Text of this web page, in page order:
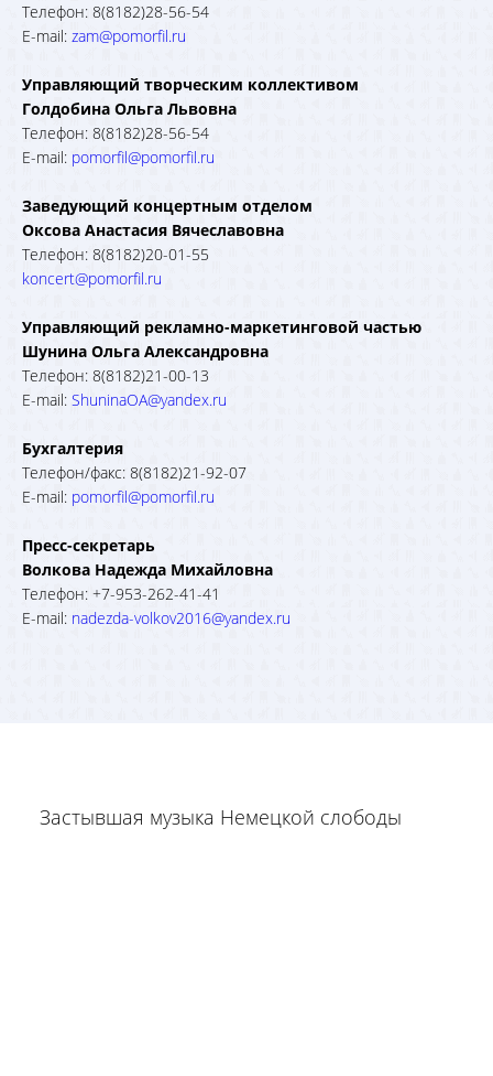
Телефон: 8(8182)28-56-54
E-mail: zam@pomorfil.ru
Управляющий творческим коллективом
Голдобина Ольга Львовна
Телефон: 8(8182)28-56-54
E-mail: pomorfil@pomorfil.ru
Заведующий концертным отделом
Оксова Анастасия Вячеславовна
Телефон: 8(8182)20-01-55
koncert@pomorfil.ru
Управляющий рекламно-маркетинговой частью
Шунина Ольга Александровна
Телефон: 8(8182)21-00-13
E-mail: ShuninaOA@yandex.ru
Бухгалтерия
Телефон/факс: 8(8182)21-92-07
E-mail: pomorfil@pomorfil.ru
Пресс-секретарь
Волкова Надежда Михайловна
Телефон: +7-953-262-41-41
E-mail: nadezda-volkov2016@yandex.ru
Застывшая музыка Немецкой слободы